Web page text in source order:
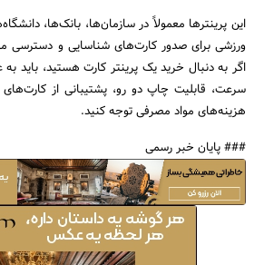
این پرینترها معمولاً در سازمان‌ها، بانک‌ها،
ورزشی برای صدور کارت‌های شناسایی و دسترسی
اگر به دنبال خرید یک پرینتر کارت هستید، باید
سرعت، قابلیت چاپ دو رو، پشتیبانی از
هزینه‌های مواد مصرفی توجه کنید.
### پایان خبر رسمی